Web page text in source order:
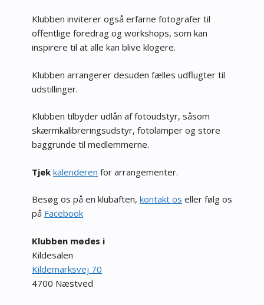
Klubben inviterer også erfarne fotografer til
offentlige foredrag og workshops, som kan
inspirere til at alle kan blive klogere.
Klubben arrangerer desuden fælles udflugter til
udstillinger.
Klubben tilbyder udlån af fotoudstyr, såsom
skærmkalibreringsudstyr, fotolamper og store
baggrunde til medlemmerne.
Tjek kalenderen for arrangementer.
Besøg os på en klubaften, kontakt os eller følg os
på Facebook
Klubben mødes i
Kildesalen
Kildemarksvej 70
4700 Næstved